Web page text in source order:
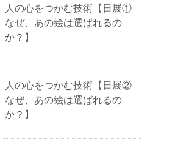
人の心をつかむ技術【日展①
なぜ、あの絵は選ばれるの
か？】
人の心をつかむ技術【日展②
なぜ、あの絵は選ばれるの
か？】